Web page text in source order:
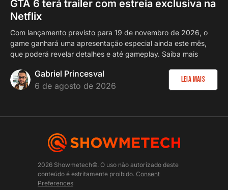
GTA 6 terá trailer com estreia exclusiva na
Netflix
Com lançamento previsto para 19 de novembro de 2026, o
game ganhará uma apresentação especial ainda este mês,
que poderá revelar detalhes e até gameplay. Saiba mais
Gabriel Princesval
6 de agosto de 2026
Leia Mais
2026 Showmetech©. O uso não autorizado deste
conteúdo é estritamente proibido. Consent
Preferences